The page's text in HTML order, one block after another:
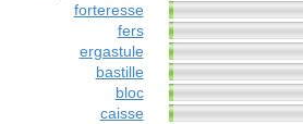
forteresse
fers
ergastule
bastille
bloc
caisse